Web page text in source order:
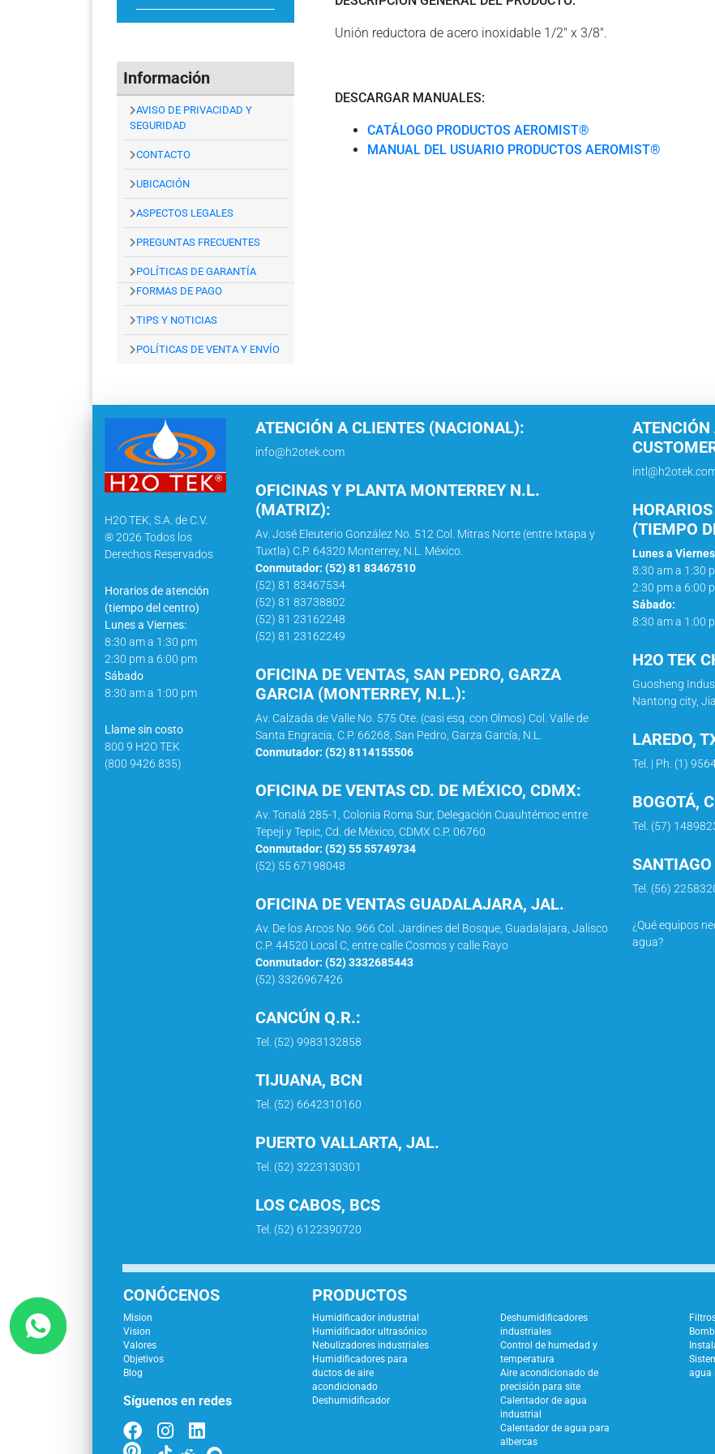
Información
AVISO DE PRIVACIDAD Y
SEGURIDAD
CONTACTO
UBICACIÓN
ASPECTOS LEGALES
PREGUNTAS FRECUENTES
POLÍTICAS DE GARANTÍA
FORMAS DE PAGO
TIPS Y NOTICIAS
POLÍTICAS DE VENTA Y ENVÍO
Unión reductora de acero inoxidable 1/2″ x 3/8″.
DESCARGAR MANUALES:
CATÁLOGO PRODUCTOS AEROMIST®
MANUAL DEL USUARIO PRODUCTOS AEROMIST®
H2O TEK, S.A. de C.V.
® 2026 Todos los
Derechos Reservados
Horarios de atención
(tiempo del centro)
Lunes a Viernes:
8:30 am a 1:30 pm
2:30 pm a 6:00 pm
Sábado
8:30 am a 1:00 pm
Llame sin costo
800 9 H2O TEK
(800 9426 835)
ATENCIÓN A CLIENTES (NACIONAL):
info@h2otek.com
OFICINAS Y PLANTA MONTERREY N.L.
(MATRIZ):
Av. José Eleuterio González No. 512 Col. Mitras Norte (entre Ixtapa y
Tuxtla) C.P. 64320 Monterrey, N.L. México.
Conmutador: (52) 81 83467510
(52) 81 83467534
(52) 81 83738802
(52) 81 23162248
(52) 81 23162249
OFICINA DE VENTAS, SAN PEDRO, GARZA
GARCIA (MONTERREY, N.L.):
Av. Calzada de Valle No. 575 Ote. (casi esq. con Olmos) Col. Valle de
Santa Engracia, C.P. 66268, San Pedro, Garza García, N.L.
Conmutador: (52) 8114155506
OFICINA DE VENTAS CD. DE MÉXICO, CDMX:
Av. Tonalá 285-1, Colonia Roma Sur, Delegación Cuauhtémoc entre
Tepeji y Tepic, Cd. de México, CDMX C.P. 06760
Conmutador: (52) 55 55749734
(52) 55 67198048
OFICINA DE VENTAS GUADALAJARA, JAL.
Av. De los Arcos No. 966 Col. Jardines del Bosque, Guadalajara, Jalisco
C.P. 44520 Local C, entre calle Cosmos y calle Rayo
Conmutador: (52) 3332685443
(52) 3326967426
CANCÚN Q.R.:
Tel. (52) 9983132858
TIJUANA, BCN
Tel. (52) 6642310160
PUERTO VALLARTA, JAL.
Tel. (52) 3223130301
LOS CABOS, BCS
Tel. (52) 6122390720
(TIEMPO
Lunes a
8:30 am a 1:30
2:30 pm a 6:00
Sábado:
8:30 am a 1:00
H2O TEK
Guosheng
Nantong city,
LAREDO,
Tel. | Ph. (1)
BOGOTÁ,
Tel. (57)
Tel. (56)
¿Qué equipos
agua?
CONÓCENOS
Mision
Vision
Valores
Objetivos
Blog
Síguenos en redes
PRODUCTOS
Humidificador industrial
Humidificador ultrasónico
Nebulizadores industriales
Humidificadores para
ductos de aire
acondicionado
Deshumidificador
Deshumidificadores
industriales
Control de humedad y
temperatura
Aire acondicionado de
precisión para site
Calentador de agua
industrial
Calentador de agua para
albercas
agua